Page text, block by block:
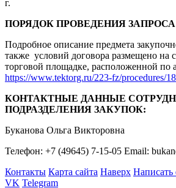
г.
ПОРЯДОК ПРОВЕДЕНИЯ
Подробное описание предмета
также условий договора размещено на
торговой площадке, расположенной по
https://www.tektorg.ru/223-fz/procedures/
КОНТАКТНЫЕ ДАННЫЕ
ПОДРАЗДЕЛЕНИЯ ЗАКУПОК:
Буканова Ольга Викторовна
Телефон: +7 (49645) 7-15-05 Email:
Контакты Карта сайта Наверх Написать
VK Telegram